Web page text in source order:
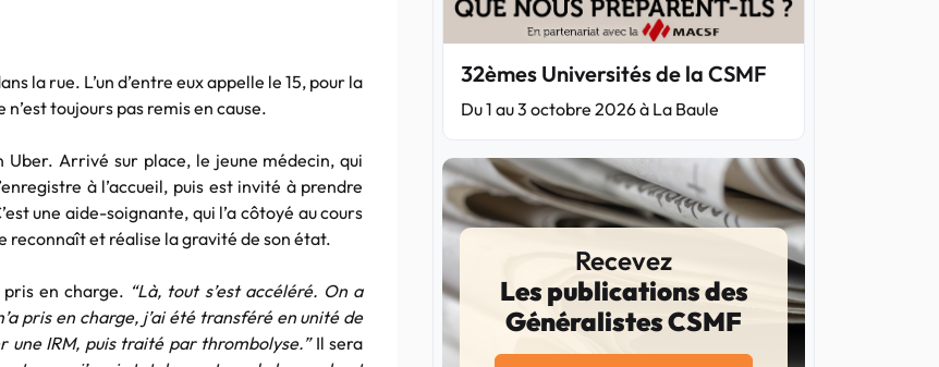
la rue. L’un d’entre eux appelle le 15, pour la
toujours pas remis en cause.
Arrivé sur place, le jeune médecin, qui
à l’accueil, puis est invité à prendre
une aide-soignante, qui l’a côtoyé au cours
reconnaît et réalise la gravité de son état.
en charge. “Là, tout s’est accéléré. On a
pris en charge, j’ai été transféré en unité de
une IRM, puis traité par thrombolyse.”Il sera
32èmes Universités de la CSMF
Du 1 au 3 octobre 2026 à La Baule
Recevez
Les publications des
Généralistes CSMF